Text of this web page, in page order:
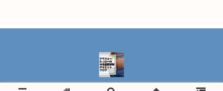
プライバシーポリシー お問い合わせ